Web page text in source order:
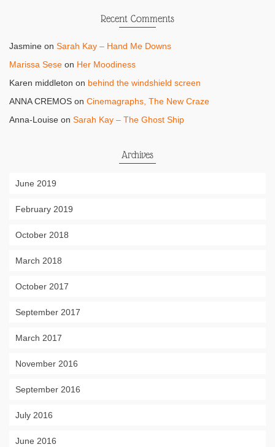
Recent Comments
Jasmine on Sarah Kay – Hand Me Downs
Marissa Sese on Her Moodiness
Karen middleton on behind the windshield screen
ANNA CREMOS on Cinemagraphs, The New Craze
Anna-Louise on Sarah Kay – The Ghost Ship
Archives
June 2019
February 2019
October 2018
March 2018
October 2017
September 2017
March 2017
November 2016
September 2016
July 2016
June 2016